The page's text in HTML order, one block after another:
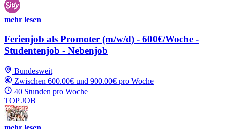
mehr lesen
Ferienjob als Promoter (m/w/d) - 600€/Woche -
Studentenjob - Nebenjob
Bundesweit
Zwischen 600.00€ und 900.00€ pro Woche
40 Stunden pro Woche
TOP JOB